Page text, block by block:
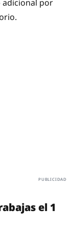
adicional por
el 1